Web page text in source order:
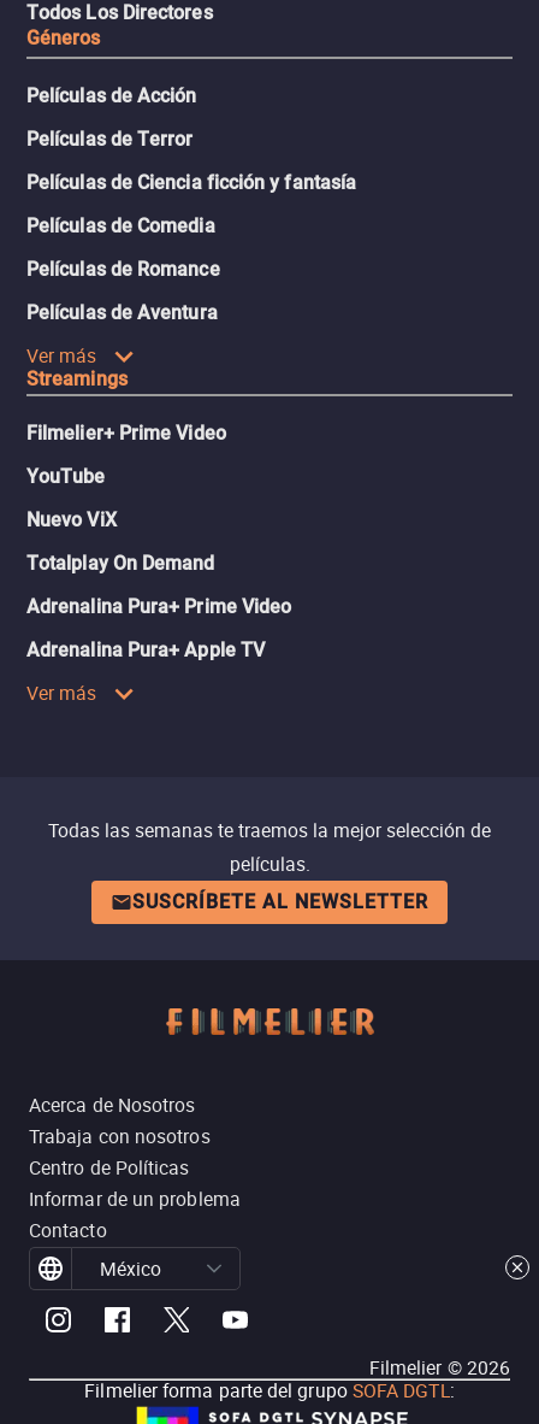
Todos Los Directores
Géneros
Películas de Acción
Películas de Terror
Películas de Ciencia ficción y fantasía
Películas de Comedia
Películas de Romance
Películas de Aventura
Ver más
Streamings
Filmelier+ Prime Video
YouTube
Nuevo ViX
Totalplay On Demand
Adrenalina Pura+ Prime Video
Adrenalina Pura+ Apple TV
Ver más
Todas las semanas te traemos la mejor selección de
películas.
SUSCRÍBETE AL NEWSLETTER
Acerca de Nosotros
Trabaja con nosotros
Centro de Políticas
Informar de un problema
Contacto
México
Filmelier ©2026
Filmelier forma parte del grupoSOFA DGTL: